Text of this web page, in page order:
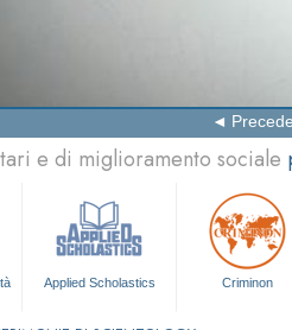
e di miglioramento sociale
Applied Scholastics Criminon